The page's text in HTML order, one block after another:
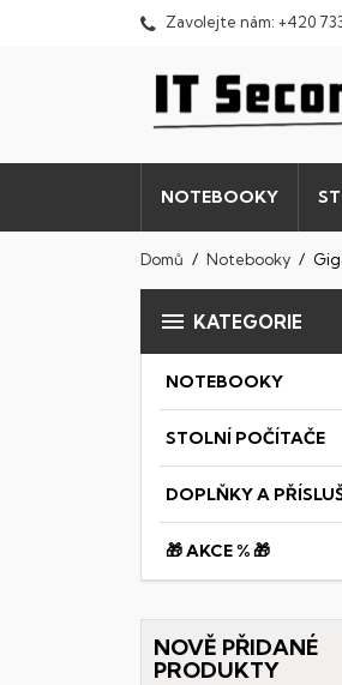
Zavolejte nám: +420
NOTEBOOKY
Domů Notebooky
 KATEGORIE
NOTEBOOKY
STOLNÍ POČÍTAČE
DOPLŇKY A
🎁 AKCE % 🎁
NOVĚ PŘIDANÉ
PRODUKTY